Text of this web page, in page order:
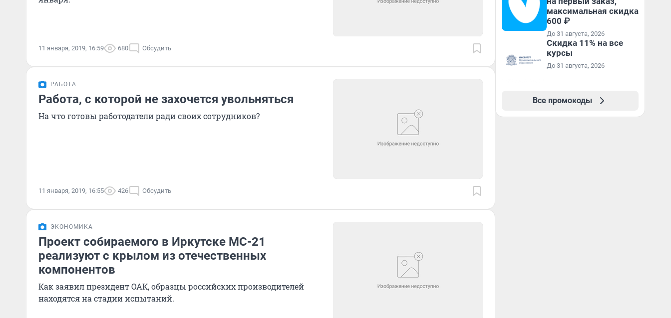
11 января, 2019, 16:59 680 Обсудить
РАБОТА
Работа, с которой не захочется увольняться
На что готовы работодатели ради своих сотрудников?
11 января, 2019, 16:55 426 Обсудить
ЭКОНОМИКА
Проект собираемого в Иркутске МС-21
реализуют с крылом из отечественных
компонентов
Как заявил президент ОАК, образцы российских производителей
находятся на стадии испытаний.
максимальная скидка
600 ₽
До 31 августа, 2026
Скидка 11% на все
курсы
До 31 августа, 2026
Все промокоды